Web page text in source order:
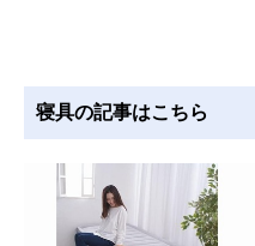
寝具の記事はこちら